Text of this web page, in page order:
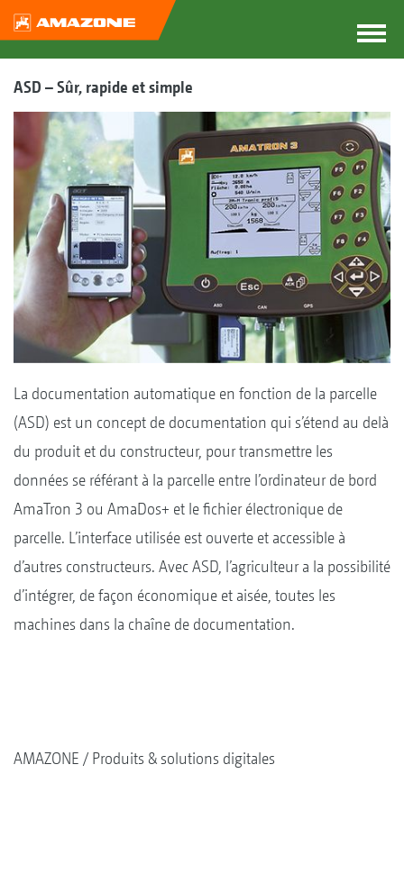
ASD – Sûr, rapide et simple
La documentation automatique en fonction de la parcelle
(ASD) est un concept de documentation qui s’étend au delà
du produit et du constructeur, pour transmettre les
données se référant à la parcelle entre l’ordinateur de bord
AmaTron 3 ou AmaDos+ et le fichier électronique de
parcelle. L’interface utilisée est ouverte et accessible à
d’autres constructeurs. Avec ASD, l’agriculteur a la possibilité
d’intégrer, de façon économique et aisée, toutes les
machines dans la chaîne de documentation.
AMAZONE Produits & solutions digitales